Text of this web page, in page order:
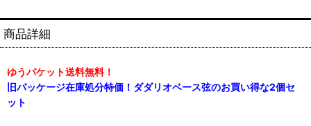
商品詳細
ゆうパケット送料無料！
旧パッケージ在庫処分特価！ダダリオベース弦のお買い得な2個セ
ット